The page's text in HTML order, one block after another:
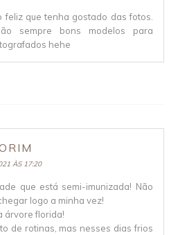
feliz que tenha gostado das fotos.
sempre bons modelos para
hehe
ÀS 17:20
que está semi-imunizada! Não
logo a minha vez!
árvore florida!
de rotinas, mas nesses dias frios